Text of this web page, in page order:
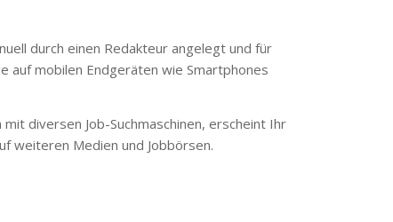
durch einen Redakteur angelegt und für
auf mobilen Endgeräten wie Smartphones
diversen Job-Suchmaschinen, erscheint Ihr
weiteren Medien und Jobbörsen.